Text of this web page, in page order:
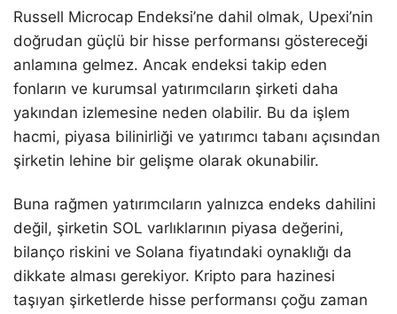
Russell Microcap Endeksi’ne dahil olmak, Upexi’nin
doğrudan güçlü bir hisse performansı göstereceği
anlamına gelmez. Ancak endeksi takip eden
fonların ve kurumsal yatırımcıların şirketi daha
yakından izlemesine neden olabilir. Bu da işlem
hacmi, piyasa bilinirliği ve yatırımcı tabanı açısından
şirketin lehine bir gelişme olarak okunabilir.
Buna rağmen yatırımcıların yalnızca endeks dahilini
değil, şirketin SOL varlıklarının piyasa değerini,
bilanço riskini ve Solana fiyatındaki oynaklığı da
dikkate alması gerekiyor. Kripto para hazinesi
taşıyan şirketlerde hisse performansı çoğu zaman